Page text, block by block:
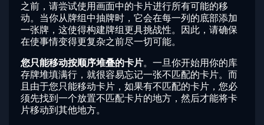
之前，请尝试使用画面中的卡片进行所有可能的移
动。当你从牌组中抽牌时，它会在每一列的底部添加
一张牌，这使得构建牌组更具挑战性。因此，请确保
在使事情变得更复杂之前尽一切可能。
您只能移动按顺序堆叠的卡片。一旦你开始用你的库
存牌堆填满行，就很容易忘记一张不匹配的卡片。而
且由于您只能移动卡片，如果有不匹配的卡片，您必
须先找到一个放置不匹配卡片的地方，然后才能将卡
片移动到其他地方。